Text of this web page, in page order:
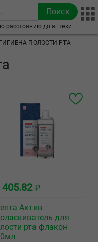
расстоянию до аптеки
ГИГИЕНА ПОЛОСТИ РТА
405.82₽
Актив
для
рта флакон